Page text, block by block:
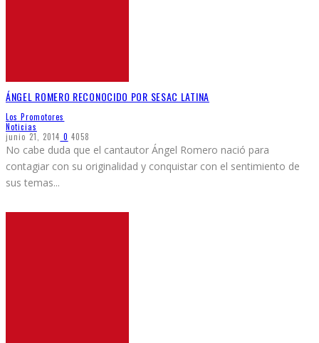
ÁNGEL ROMERO RECONOCIDO POR SESAC LATINA
Los Promotores
Noticias
junio 21, 2014 0 4058
No cabe duda que el cantautor Ángel Romero nació para
contagiar con su originalidad y conquistar con el sentimiento de
sus temas...